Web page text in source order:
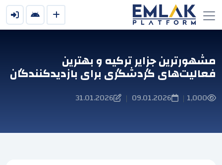
مشهورترین جزایر ترکیه و بهترین
فعالیت‌های گردشگری برای بازدیدکنندگان
1,000
|
09.01.2026
|
31.01.2026